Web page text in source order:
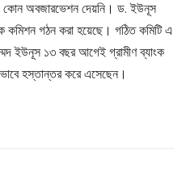
অবজারভেশন দেয়নি। ড. ইউনূস
কমিশন গঠন করা হয়েছে। গঠিত কমিটি এ
ইউনূস ১৩ বছর আগেই গ্রামীণ ব্যাংক
হস্তান্তর করে এসেছেন।